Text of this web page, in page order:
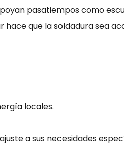
pasatiempos como
que la soldadura sea
locales.
a sus necesidades